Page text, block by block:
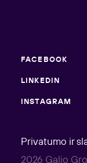
Privatumo ir
2026 Galio
FACEBOOK
LINKEDIN
INSTAGRAM